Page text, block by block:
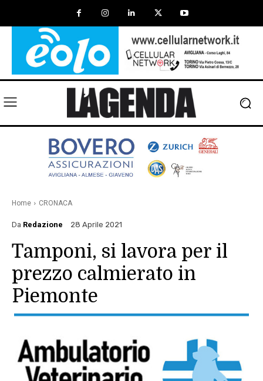
Home CRONACA
Da Redazione 28 Aprile 2021
Tamponi, si lavora per il
prezzo calmierato in
Piemonte